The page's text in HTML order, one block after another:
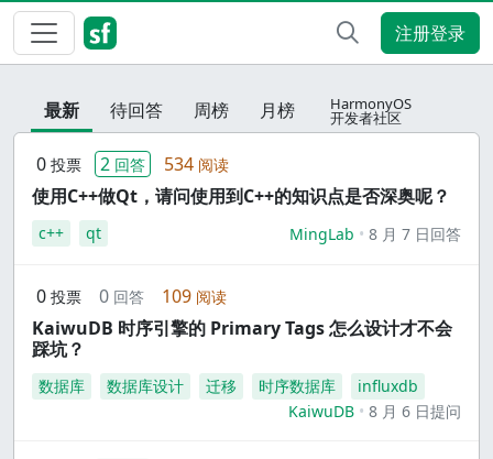
注册登录
最新 待回答 周榜 月榜 HarmonyOS
开发者社区
0 投票 2 回答 534 阅读
使用C++做Qt，请问使用到C++的知识点是否深奥呢？
c++ qt MingLab 8 月 7 日回答
0 投票 0 回答 109 阅读
KaiwuDB 时序引擎的 Primary Tags 怎么设计才不会
踩坑？
数据库 数据库设计 迁移 时序数据库
influxdb
KaiwuDB
8 月 6 日提问